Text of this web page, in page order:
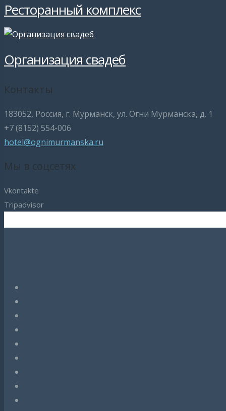
Ресторанный комплекс
Организация свадеб
Контакты
183052, Россия, г. Мурманск, ул. Огни Мурманска, д. 1
+7 (8152) 554-006
hotel@ognimurmanska.ru
Мы в соцсетях
Vkontakte
Tripadvisor